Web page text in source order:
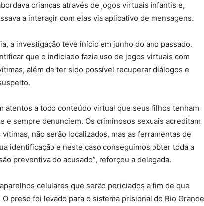
crianças através de jogos virtuais infantis e,
a interagir com elas via aplicativo de mensagens.
a investigação teve início em junho do ano passado.
que o indiciado fazia uso de jogos virtuais com
além de ter sido possível recuperar diálogos e
atentos a todo conteúdo virtual que seus filhos tenham
e sempre denunciem. Os criminosos sexuais acreditam
não serão localizados, mas as ferramentas de
identificação e neste caso conseguimos obter toda a
preventiva do acusado”, reforçou a delegada.
celulares que serão periciados a fim de que
preso foi levado para o sistema prisional do Rio Grande